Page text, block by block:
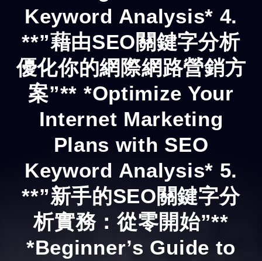
Keyword Analysis* 4.
**”藉由SEO關鍵字分析
優化你的網際網路營銷方
案”** *Optimize Your
Internet Marketing
Plans with SEO
Keyword Analysis* 5.
**”新手的SEO關鍵字分
析實務：從零開始”**
*Beginner’s Guide to